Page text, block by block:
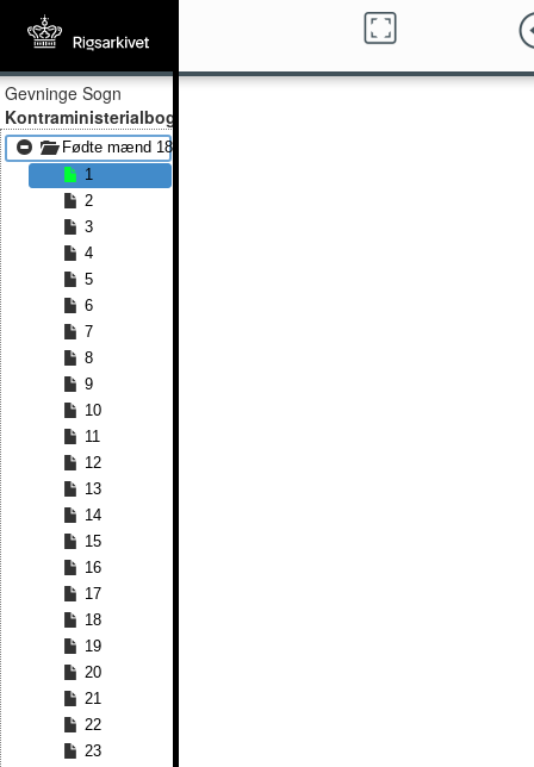
Gevninge Sogn
Kontraministerialbog
Fødte mænd 1872 - Fødte mænd 1891
1
2
3
4
5
6
7
8
9
10
11
12
13
14
15
16
17
18
19
20
21
22
23